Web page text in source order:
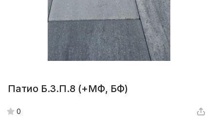
Патио Б.3.П.8 (+МФ, БФ)
0